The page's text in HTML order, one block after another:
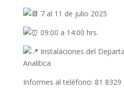
7 al 11 de julio 2025
09:00 a 14:00 hrs.
Instalaciones del
Analítica
Informes al teléfono: 81 8329